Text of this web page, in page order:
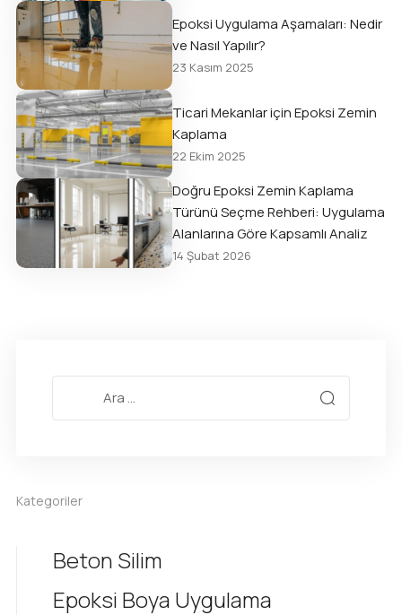
Epoksi Uygulama Aşamaları: Nedir
ve Nasıl Yapılır?
23 Kasım 2025
Ticari Mekanlar için Epoksi Zemin
Kaplama
22 Ekim 2025
Doğru Epoksi Zemin Kaplama
Türünü Seçme Rehberi: Uygulama
Alanlarına Göre Kapsamlı Analiz
14 Şubat 2026
Kategoriler
Beton Silim
Epoksi Boya Uygulama